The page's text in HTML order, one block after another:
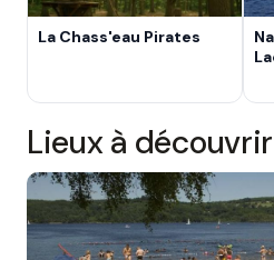
La Chass'eau Pirates
Lieux à